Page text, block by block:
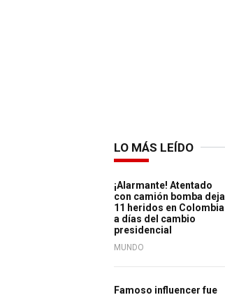
LO MÁS LEÍDO
¡Alarmante! Atentado
con camión bomba deja
11 heridos en Colombia
a días del cambio
presidencial
MUNDO
Famoso influencer fue